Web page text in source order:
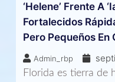
‘Helene’ Frente A
Fortalecidos
Pero Pequeños
Admin_rbp
Florida es tierra de